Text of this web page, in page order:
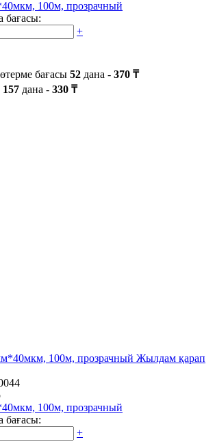
100м, прозрачный
бағасы:
+
бағасы 52 дана - 370 ₸
157 дана - 330 ₸
Жылдам қарап
100м, прозрачный
бағасы:
+